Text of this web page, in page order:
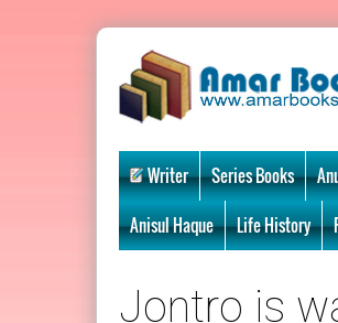
Writer Series Books
Anisul Haque Life History
Jontro is